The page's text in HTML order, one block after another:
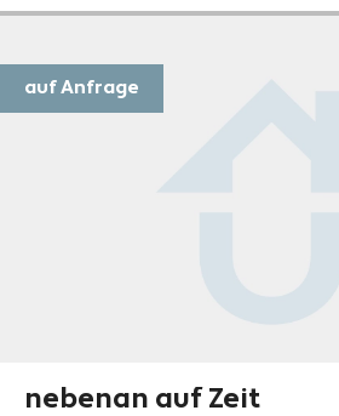
nebenan auf Zeit
auf Anfrage